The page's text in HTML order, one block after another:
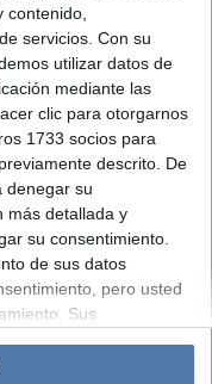
contenido,
servicios. Con su
utilizar datos de
mediante las
clic para otorgarnos
1733 socios para
descrito. De
denegar su
más detallada y
su consentimiento.
de sus datos
pero usted
Sus
en cualquier
Fortuna
Supercampo